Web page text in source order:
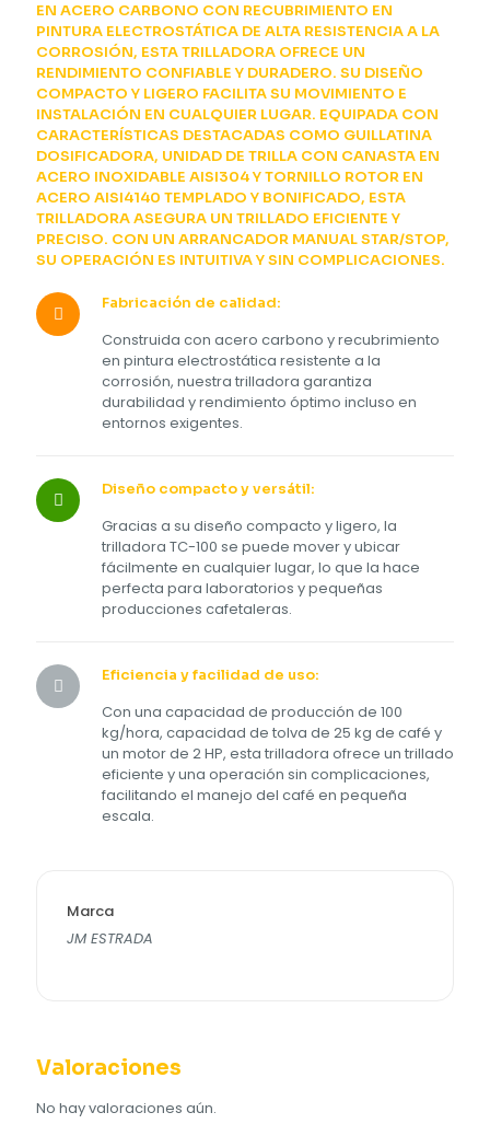
EN ACERO CARBONO CON RECUBRIMIENTO EN
PINTURA ELECTROSTÁTICA DE ALTA RESISTENCIA A LA
CORROSIÓN, ESTA TRILLADORA OFRECE UN
RENDIMIENTO CONFIABLE Y DURADERO. SU DISEÑO
COMPACTO Y LIGERO FACILITA SU MOVIMIENTO E
INSTALACIÓN EN CUALQUIER LUGAR. EQUIPADA CON
CARACTERÍSTICAS DESTACADAS COMO GUILLATINA
DOSIFICADORA, UNIDAD DE TRILLA CON CANASTA EN
ACERO INOXIDABLE AISI304 Y TORNILLO ROTOR EN
ACERO AISI4140 TEMPLADO Y BONIFICADO, ESTA
TRILLADORA ASEGURA UN TRILLADO EFICIENTE Y
PRECISO. CON UN ARRANCADOR MANUAL STAR/STOP,
SU OPERACIÓN ES INTUITIVA Y SIN COMPLICACIONES.
Fabricación de calidad:
Construida con acero carbono y recubrimiento
en pintura electrostática resistente a la
corrosión, nuestra trilladora garantiza
durabilidad y rendimiento óptimo incluso en
entornos exigentes.
Diseño compacto y versátil:
Gracias a su diseño compacto y ligero, la
trilladora TC-100 se puede mover y ubicar
fácilmente en cualquier lugar, lo que la hace
perfecta para laboratorios y pequeñas
producciones cafetaleras.
Eficiencia y facilidad de uso:
Con una capacidad de producción de 100
kg/hora, capacidad de tolva de 25 kg de café y
un motor de 2 HP, esta trilladora ofrece un trillado
eficiente y una operación sin complicaciones,
facilitando el manejo del café en pequeña
escala.
Marca
JM ESTRADA
Valoraciones
No hay valoraciones aún.